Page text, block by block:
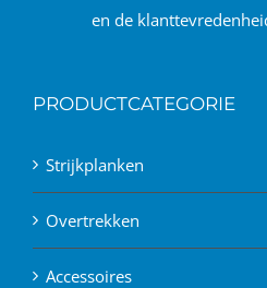
en de
PRODUCTCATEGORIE
Strijkplanken
Overtrekken
Accessoires